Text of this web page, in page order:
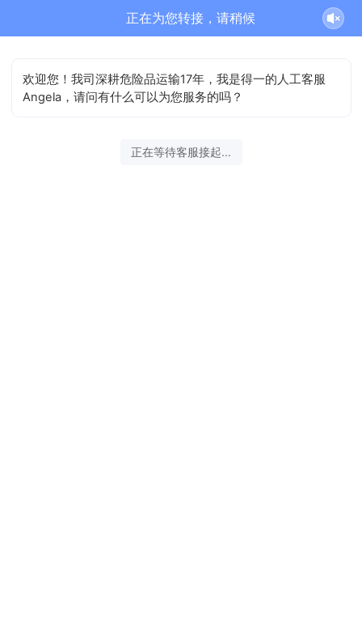
正在为您转接，请稍候
欢迎您！我司深耕危险品运输17年，我是得一的人工客服
Angela，请问有什么可以为您服务的吗？
正在等待客服接起...